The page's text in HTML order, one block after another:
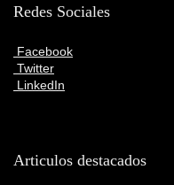
Redes Sociales
Facebook
Twitter
LinkedIn
Articulos destacados